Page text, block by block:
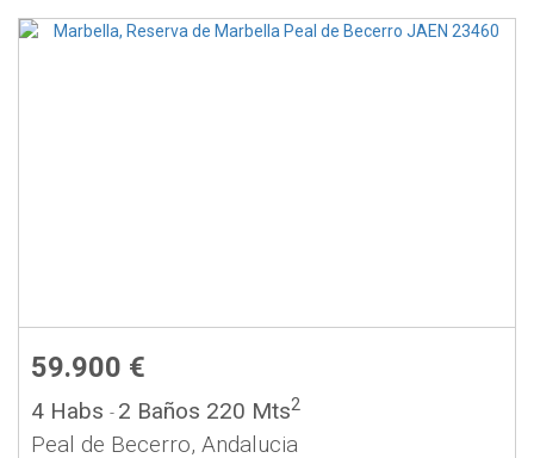
59.900 €
4 Habs - 2 Baños 220 Mts2
Peal de Becerro, Andalucia